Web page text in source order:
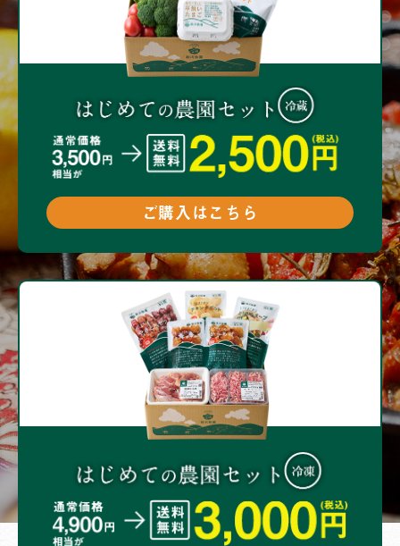
ご購入はこちら